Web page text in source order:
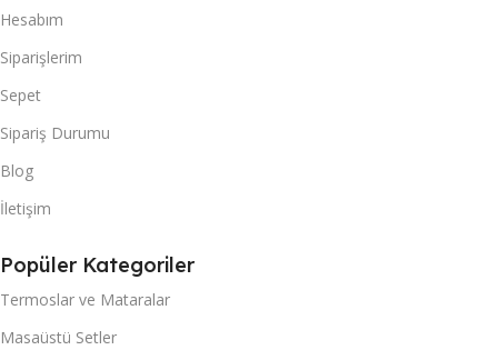
Hesabım
Siparişlerim
Sepet
Sipariş Durumu
Blog
İletişim
Popüler Kategoriler
Termoslar ve Mataralar
Masaüstü Setler